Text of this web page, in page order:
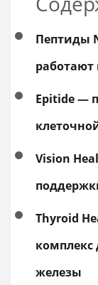
Пептиды
Epitide —
Vision
Thyroid
железы